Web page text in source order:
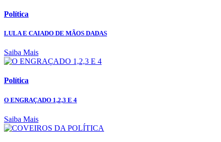
Política
LULA E CAIADO DE MÃOS DADAS
Saiba Mais
Política
O ENGRAÇADO 1,2,3 E 4
Saiba Mais